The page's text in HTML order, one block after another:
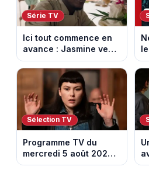
Série TV
Ici tout commence en
avance : Jasmine veut
retenir Louis. Episode
du 6 août 2026
(spoiler)
Sélection TV
Programme TV du
mercredi 5 août 2026 :
notre sélection pour